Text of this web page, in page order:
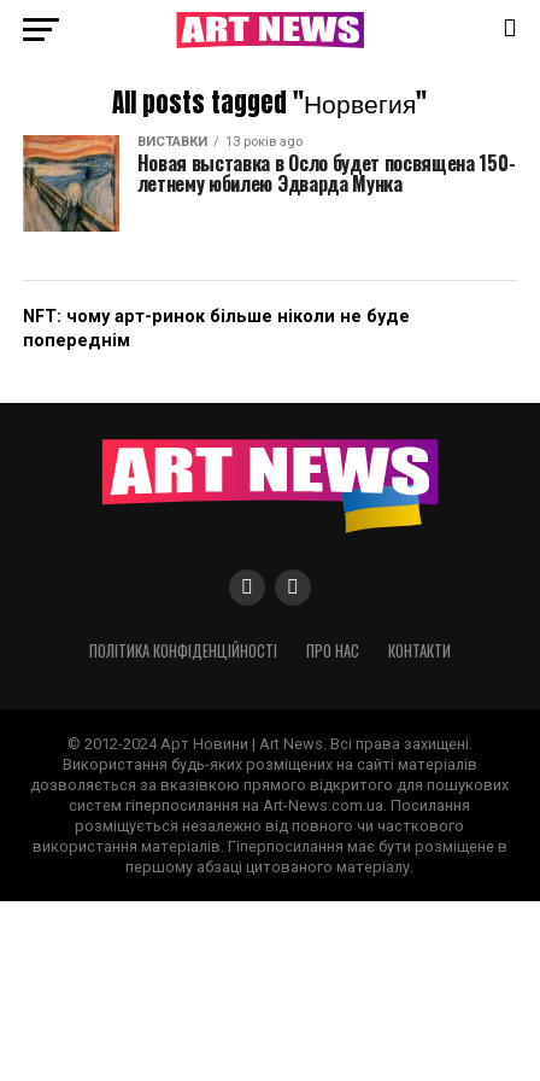
All posts tagged "Норвегия"
ВИСТАВКИ 13 років ago
Новая выставка в Осло будет посвящена 150-
летнему юбилею Эдварда Мунка
NFT: чому арт-ринок більше ніколи не буде
попереднім
ПОЛІТИКА КОНФІДЕНЦІЙНОСТІ ПРО НАС КОНТАКТИ
© 2012-2024 Арт Новини | Art News. Всі права захищені.
Використання будь-яких розміщених на сайті матеріалів
дозволяється за вказівкою прямого відкритого для пошукових
систем гіперпосилання на Art-News.com.ua. Посилання
розміщується незалежно від повного чи часткового
використання матеріалів. Гіперпосилання має бути розміщене в
першому абзаці цитованого матеріалу.